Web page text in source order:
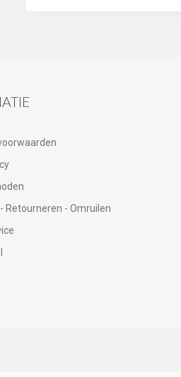
Retourneren - Omruilen